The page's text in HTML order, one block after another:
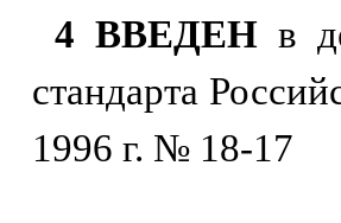
4 ВВЕДЕНв
стандарта
1996 г. № 18-17